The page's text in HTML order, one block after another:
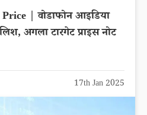
| वोडाफोन आइडिया
अगला टारगेट प्राइस नोट
17th Jan 2025